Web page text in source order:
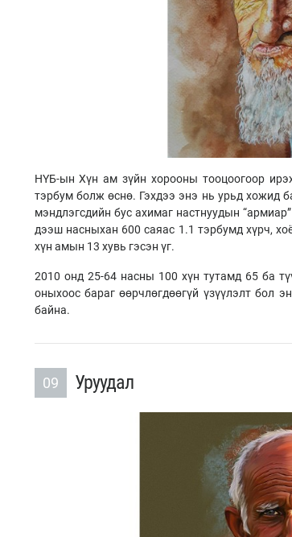
НҮБ-ын Хүн ам зүйн хорооны тооцоогоор
тэрбум болж өснө. Гэхдээ энэ нь урьд хожид
мэндлэгсдийн бус ахимаг настнуудын
дээш насныхан 600 саяас 1.1 тэрбумд хүрч,
хүн амын 13 хувь гэсэн үг.
2010 онд 25-64 насны 100 хүн тутамд 65 ба
оныхоос бараг өөрчлөгдөөгүй үзүүлэлт бол
байна.
09 Уруудал